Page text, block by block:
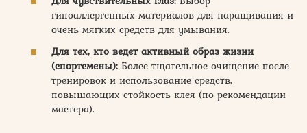
гипоаллергенных материалов для наращивания и
очень мягких средств для умывания.
Для тех, кто ведет активный образ жизни
(спортсмены): Более тщательное очищение после
тренировок и использование средств,
повышающих стойкость клея (по рекомендации
мастера).